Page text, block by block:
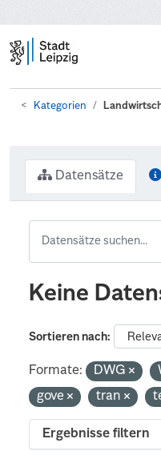
Kategorien
Datensätze
Keine
Sortieren nach
Formate: DWG
gove
tran
Ergebnisse filtern